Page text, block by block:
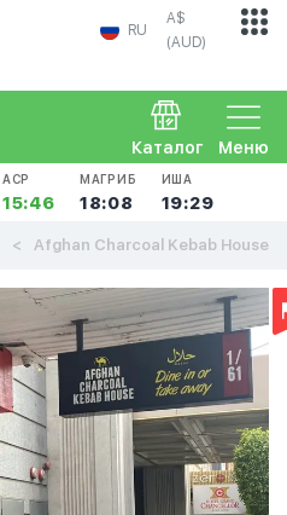
RU
A$
(AUD)
Меню
Каталог
АСР
15:46
МАГРИБ
18:08
ИША
19:29
Afghan Charcoal Kebab House